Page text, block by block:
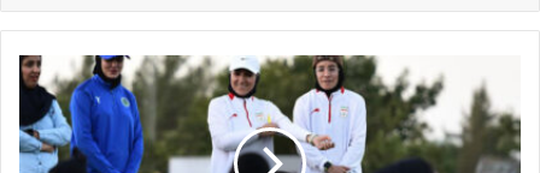
2023-06-14
شماره 918 روزنامه فوتبالز منتشر شد